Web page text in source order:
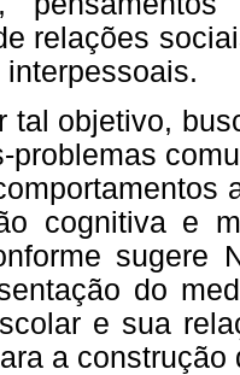
relações
tal objetivo,
problemas
cognitiva e
sugere
do
e sua
a